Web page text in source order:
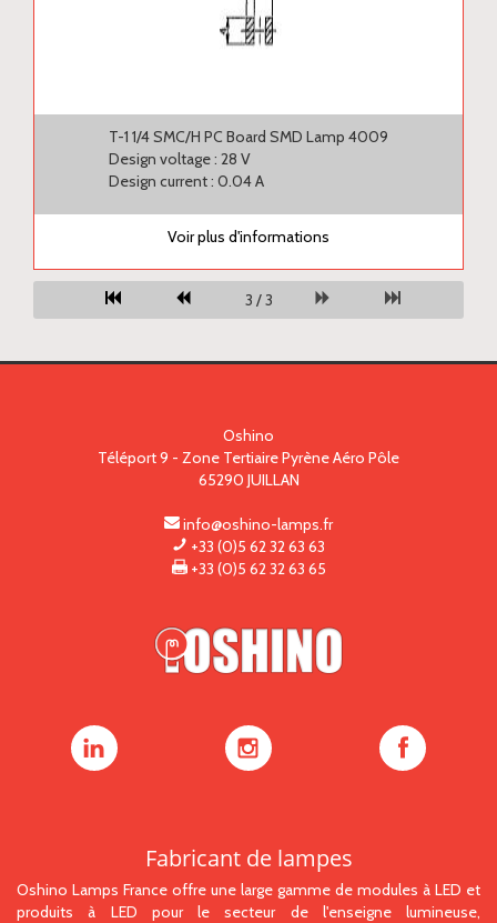
T-1 1/4 SMC/H PC Board SMD Lamp 4009
Design voltage : 28 V
Design current : 0.04 A
Voir plus d'informations
3 / 3
Oshino
Téléport 9 - Zone Tertiaire Pyrène Aéro Pôle
65290 JUILLAN
info@oshino-lamps.fr
+33 (0)5 62 32 63 63
+33 (0)5 62 32 63 65
Oshino
Oshino
Oshino
Fabricant de lampes
Oshino Lamps France offre une large gamme de modules à LED et
produits à LED pour le secteur de l'enseigne lumineuse,